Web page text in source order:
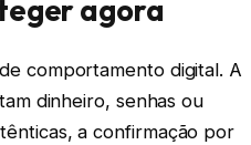
agora
comportamento digital. A
dinheiro, senhas ou
a confirmação por